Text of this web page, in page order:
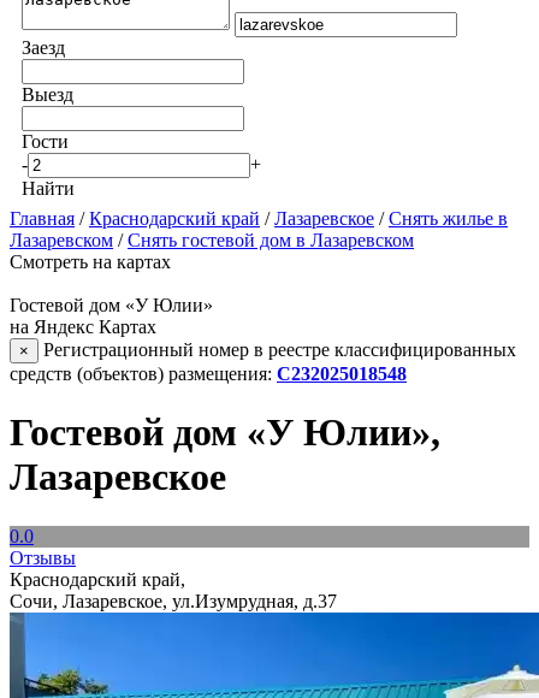
Заезд
Выезд
Гости
-
+
Найти
Главная /Краснодарский край /Лазаревское /Снять жилье в
Лазаревском /Снять гостевой дом в Лазаревском
Смотреть на картах
Гостевой дом «У Юлии»
на Яндекс Картах
×
Регистрационный номер в реестре классифицированных
средств (объектов) размещения: С232025018548
Гостевой дом «У Юлии»,
Лазаревское
0.0
Отзывы
Краснодарский край,
Сочи, Лазаревское, ул.Изумрудная, д.37